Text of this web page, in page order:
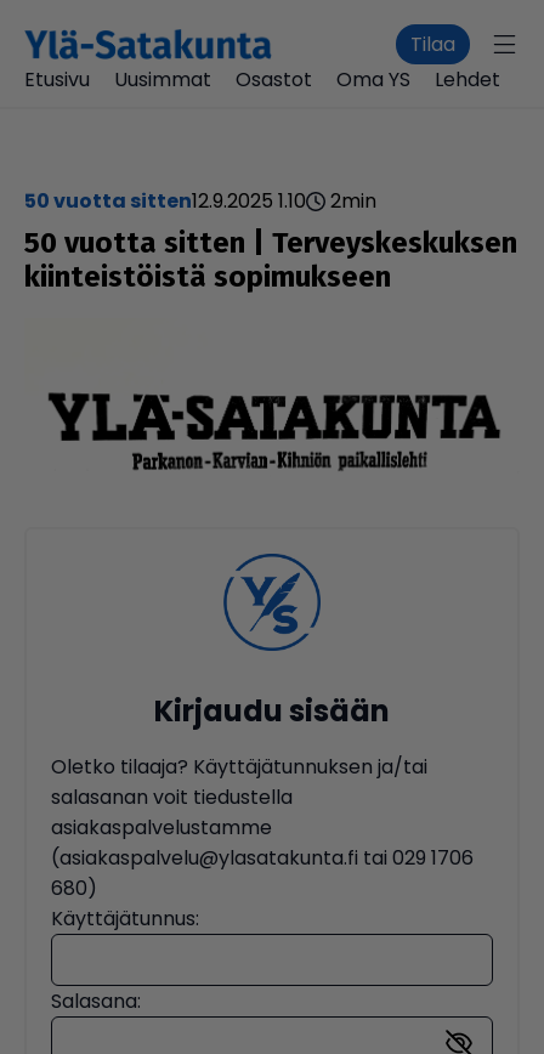
Tilaa
Etusivu
Uusimmat Osastot Oma YS Lehdet
50 vuotta sitten12.9.2025 1.10 2min
50 vuotta sitten | Ter­veys­kes­kuk­sen
kiin­teis­töistä sopi­muk­seen
Kirjaudu sisään
Oletko tilaaja? Käyttäjätunnuksen ja/tai
salasanan voit tiedustella
asiakaspalvelustamme
(asiakaspalvelu@ylasatakunta.fi tai 029 1706
680)
Käyttäjätunnus:
Salasana: